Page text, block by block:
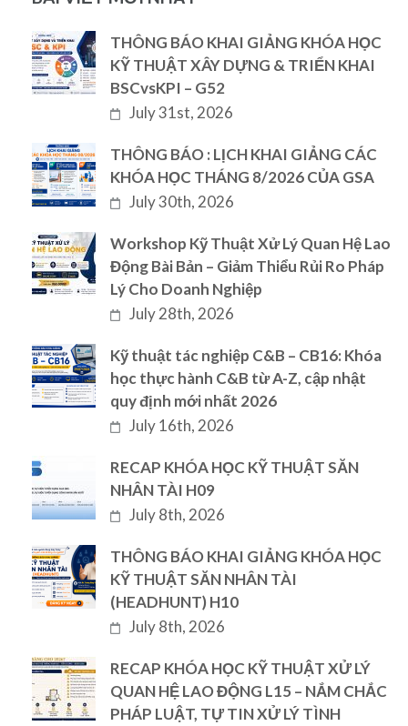
THÔNG BÁO KHAI GIẢNG KHÓA HỌC
KỸ THUẬT XÂY DỰNG & TRIỂN KHAI
BSCvsKPI – G52
July 31st, 2026
THÔNG BÁO : LỊCH KHAI GIẢNG CÁC
KHÓA HỌC THÁNG 8/2026 CỦA GSA
July 30th, 2026
Workshop Kỹ Thuật Xử Lý Quan Hệ Lao
Động Bài Bản – Giảm Thiểu Rủi Ro Pháp
Lý Cho Doanh Nghiệp
July 28th, 2026
Kỹ thuật tác nghiệp C&B – CB16: Khóa
học thực hành C&B từ A-Z, cập nhật
quy định mới nhất 2026
July 16th, 2026
RECAP KHÓA HỌC KỸ THUẬT SĂN
NHÂN TÀI H09
July 8th, 2026
THÔNG BÁO KHAI GIẢNG KHÓA HỌC
KỸ THUẬT SĂN NHÂN TÀI
(HEADHUNT) H10
July 8th, 2026
RECAP KHÓA HỌC KỸ THUẬT XỬ LÝ
QUAN HỆ LAO ĐỘNG L15 – NẮM CHẮC
PHÁP LUẬT, TỰ TIN XỬ LÝ TÌNH